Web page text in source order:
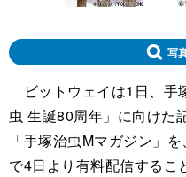
写
ビットウェイは1日、手
虫 生誕80周年」に向けた
「手塚治虫Mマガジン」
で4日より有料配信するこ